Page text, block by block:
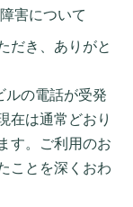
害について
だき、ありがと
ルの電話が受発
在は通常どおり
す。ご利用のお
ことを深くおわ